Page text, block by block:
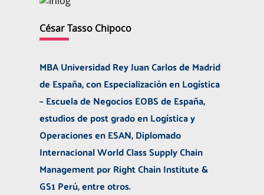
César Tasso Chipoco
MBA Universidad Rey Juan Carlos de Madrid
de España, con Especialización en Logística
– Escuela de Negocios EOBS de España,
estudios de post grado en Logística y
Operaciones en ESAN, Diplomado
Internacional World Class Supply Chain
Management por Right Chain Institute &
GS1 Perú, entre otros.